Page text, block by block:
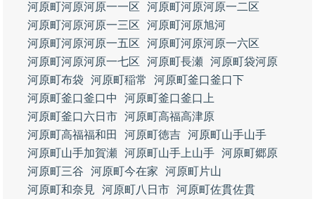
河原町河原河原一一区
河原町河原河原一二区
河原町河原河原一三区
河原町河原旭河
河原町河原河原一五区
河原町河原河原一六区
河原町河原河原一七区
河原町長瀬 河原町袋河原
河原町布袋
河原町稲常
河原町釜口釜口下
河原町釜口釜口中
河原町釜口釜口上
河原町釜口六日市 河原町高福高津原
河原町高福福和田
河原町徳吉 河原町山手山手
河原町山手加賀瀬 河原町山手上山手 河原町郷原
河原町三谷
河原町今在家
河原町片山
河原町和奈見
河原町八日市 河原町佐貫佐貫